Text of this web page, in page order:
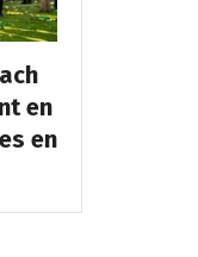
en
en